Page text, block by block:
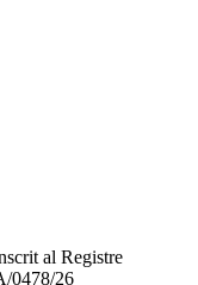
al Registre
0478/26